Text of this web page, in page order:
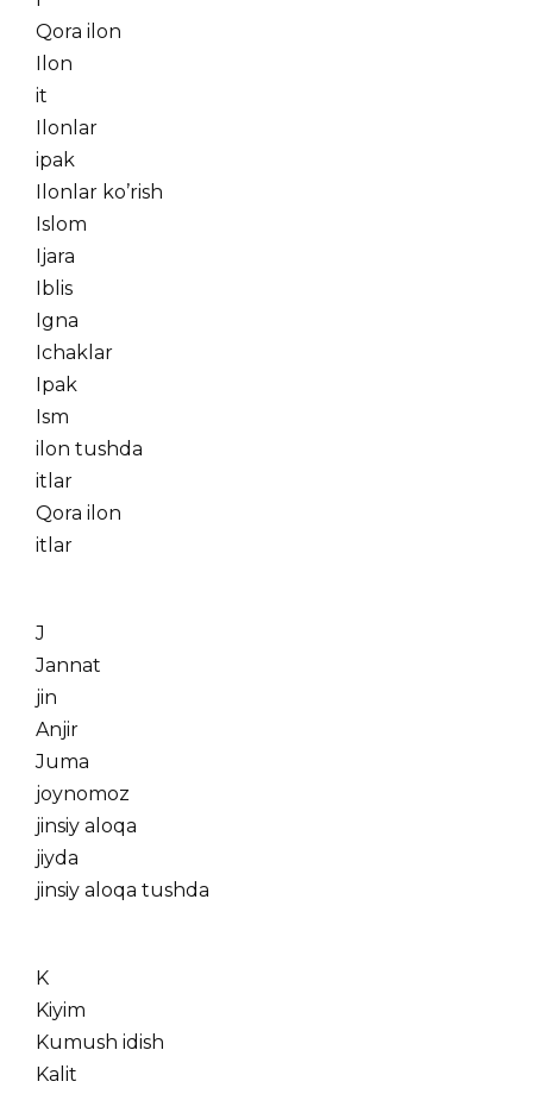
Qora ilon
Ilon
it
Ilonlar
ipak
Ilonlar ko’rish
Islom
Ijara
Iblis
Igna
Ichaklar
Ipak
Ism
ilon tushda
itlar
Qora ilon
itlar
J
Jannat
jin
Anjir
Juma
joynomoz
jinsiy aloqa
jiyda
jinsiy aloqa tushda
K
Kiyim
Kumush idish
Kalit